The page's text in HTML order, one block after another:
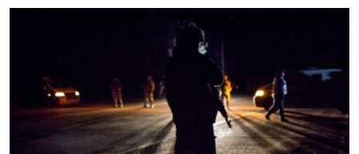
Перейти
ВСЕ ЗА ДЕНЬ
СПЕЦПРОЕКТИ
ЯК ОБІЙТИ БЛОКУВАННЯ